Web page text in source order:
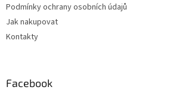
Podmínky ochrany osobních údajů
Jak nakupovat
Kontakty
Facebook